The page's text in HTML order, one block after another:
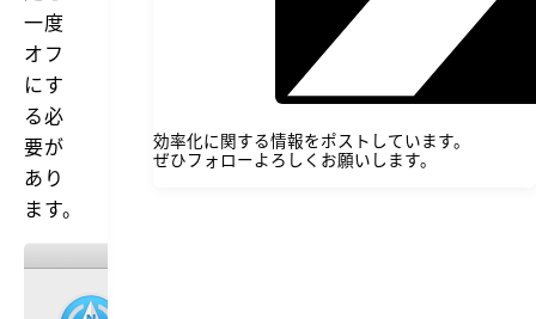
一度
オフ
にす
る必
要が
あり
ます。
効率化に関する情報をポストしています。
ぜひフォローよろしくお願いします。